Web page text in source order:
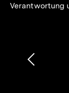
Verantwortung